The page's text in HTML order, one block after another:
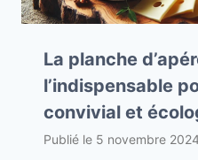
La planche
l’indispensable
convivial et
Publié le 5 novembre 2024